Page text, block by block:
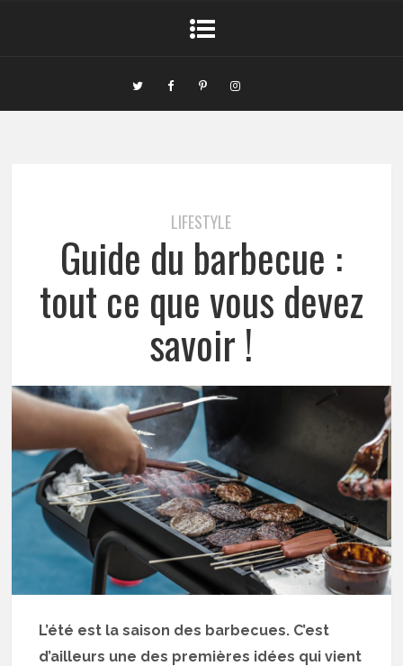
LIFESTYLE
Guide du barbecue :
tout ce que vous devez
savoir !
L’été est la saison des barbecues. C’est
d’ailleurs une des premières idées qui vient